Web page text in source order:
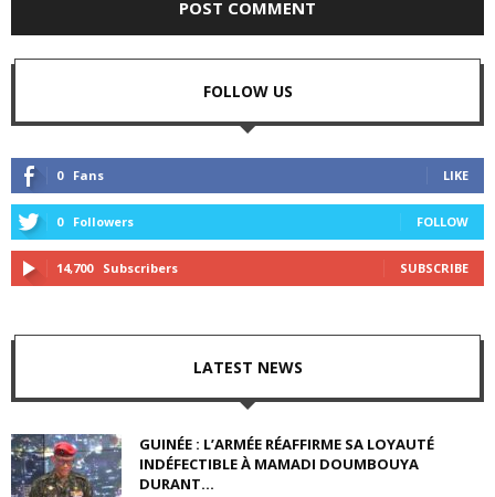
FOLLOW US
0 Fans LIKE
0 Followers FOLLOW
14,700 Subscribers SUBSCRIBE
LATEST NEWS
GUINÉE : L’ARMÉE RÉAFFIRME SA LOYAUTÉ
INDÉFECTIBLE À MAMADI DOUMBOUYA
DURANT...